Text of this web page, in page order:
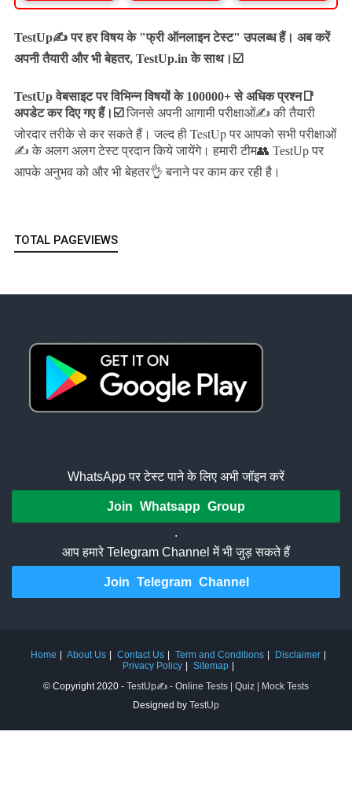
TestUp✍️ पर हर विषय के "फ्री ऑनलाइन टेस्ट" उपलब्ध हैं। अब करें
अपनी तैयारी और भी बेहतर, TestUp.in के साथ।☑️
TestUp वेबसाइट पर विभिन्न विषयों के 100000+ से अधिक प्रश्न📑
अपडेट कर दिए गए हैं। ☑️ जिनसे अपनी आगामी परीक्षाओं✍️ की तैयारी
जोरदार तरीके से कर सकते हैं।जल्द ही TestUp पर आपको सभी परीक्षाओं
✍️ के अलग अलग टेस्ट प्रदान किये जायेंगे। हमारी टीम👥 TestUp पर
आपके अनुभव को और भी बेहतर👌 बनाने पर काम कर रही है।
TOTAL PAGEVIEWS
WhatsApp पर टेस्ट पाने के लिए अभी जॉइन करें
Join Whatsapp Group
.
आप हमारे Telegram Channel में भी जुड़ सकते हैं
Join Telegram Channel
Home About Us Contact Us Term and Conditions
Disclaimer
Privacy Policy
Sitemap
© Copyright 2020 - TestUp✍️ - Online Tests | Quiz | Mock Tests
Designed by TestUp